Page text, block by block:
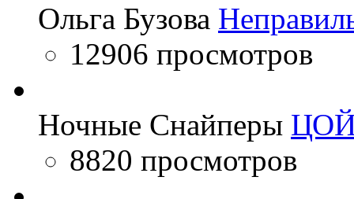
Ольга Бузова
12906 просмотров
Ночные Снайперы
8820 просмотров